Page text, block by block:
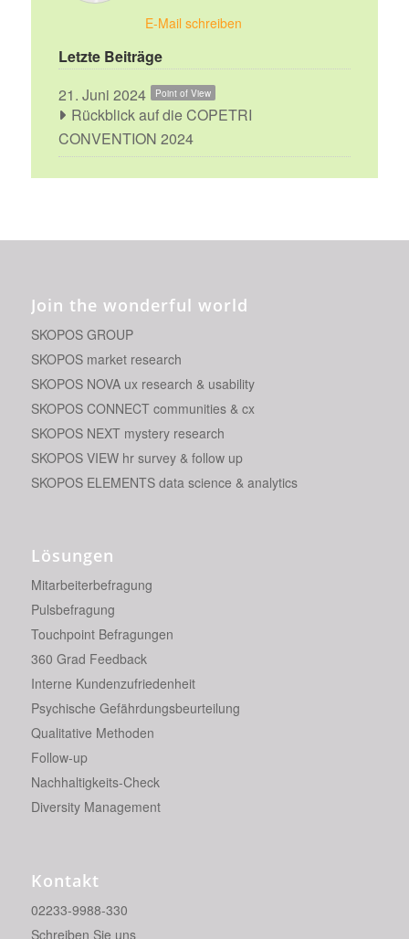
E-Mail schreiben
Letzte Beiträge
21. Juni 2024
Point of View
Rückblick auf die COPETRI
CONVENTION 2024
Join the wonderful world
SKOPOS GROUP
SKOPOS market research
SKOPOS NOVA ux research & usability
SKOPOS CONNECT communities & cx
SKOPOS NEXT mystery research
SKOPOS VIEW hr survey & follow up
SKOPOS ELEMENTS data science & analytics
Lösungen
Mitarbeiterbefragung
Pulsbefragung
Touchpoint Befragungen
360 Grad Feedback
Interne Kundenzufriedenheit
Psychische Gefährdungsbeurteilung
Qualitative Methoden
Follow-up
Nachhaltigkeits-Check
Diversity Management
Kontakt
02233-9988-330
Schreiben Sie uns